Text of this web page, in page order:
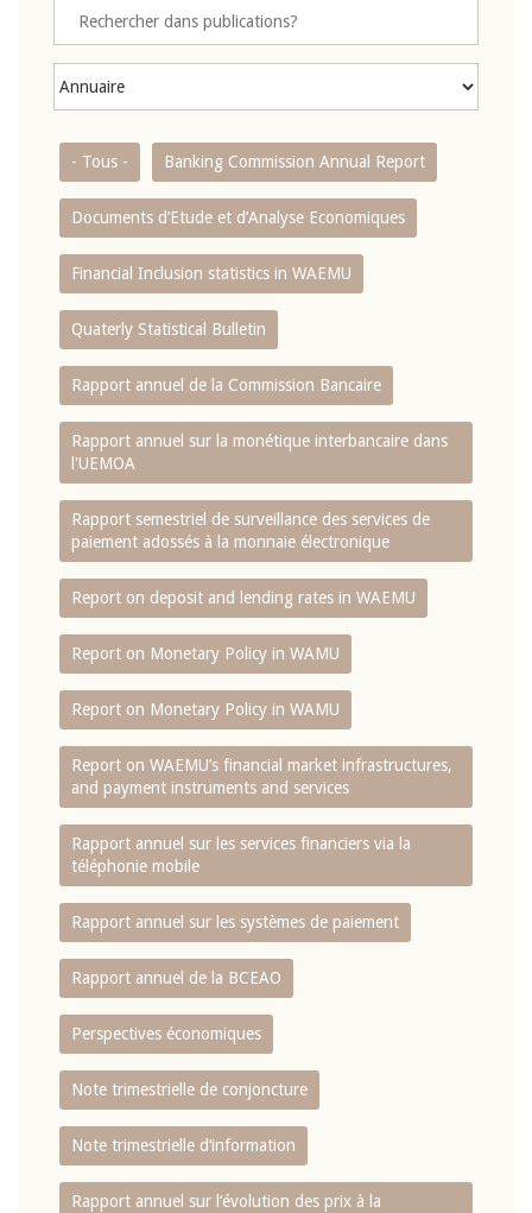
- Tous - Banking Commission Annual Report
Documents d’Etude et d’Analyse Economiques
Financial Inclusion statistics in WAEMU
Quaterly Statistical Bulletin
Rapport annuel de la Commission Bancaire
Rapport annuel sur la monétique interbancaire dans
l'UEMOA
Rapport semestriel de surveillance des services de
paiement adossés à la monnaie électronique
Report on deposit and lending rates in WAEMU
Report on Monetary Policy in WAMU
Report on Monetary Policy in WAMU
Report on WAEMU’s financial market infrastructures,
and payment instruments and services
Rapport annuel sur les services financiers via la
téléphonie mobile
Rapport annuel sur les systèmes de paiement
Rapport annuel de la BCEAO
Perspectives économiques
Note trimestrielle de conjoncture
Note trimestrielle d‘information
Rapport annuel sur l‘évolution des prix à la